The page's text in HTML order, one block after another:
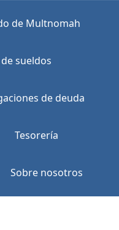
de Multnomah
sueldos
de deuda
Tesorería
Sobre nosotros